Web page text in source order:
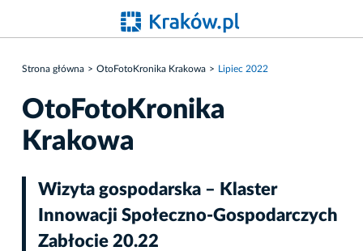
Strona główna OtoFotoKronika Krakowa Lipiec 2022
OtoFotoKronika
Krakowa
Wizyta gospodarska – Klaster
Innowacji Społeczno-Gospodarczych
Zabłocie 20.22